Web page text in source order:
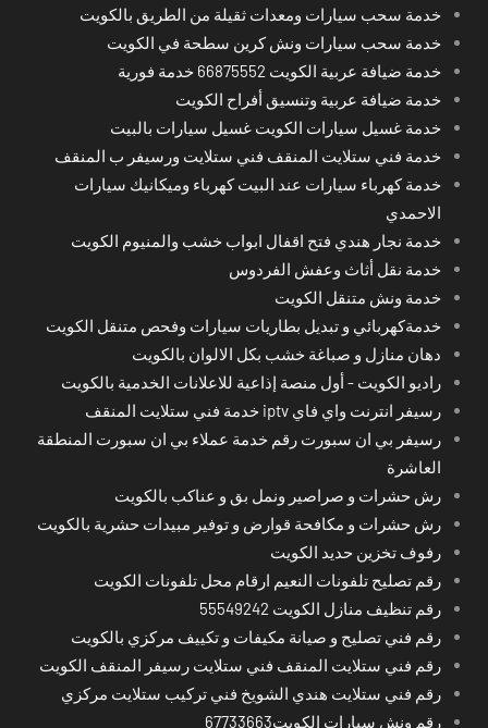
خدمة سحب سيارات ومعدات ثقيلة من الطريق بالكويت
خدمة سحب سيارات ونش كرين سطحة في الكويت
خدمة ضيافة عربية الكويت 66875552 خدمة فورية
خدمة ضيافة عربية وتنسيق أفراح الكويت
خدمة غسيل سيارات الكويت غسيل سيارات بالبيت
خدمة فني ستلايت المنقف فني ستلايت ورسيفر ب المنقف
خدمة كهرباء سيارات عند البيت كهرباء وميكانيك سيارات
الاحمدي
خدمة نجار هندي فتح اقفال ابواب خشب والمنيوم الكويت
خدمة نقل أثاث وعفش الفردوس
خدمة ونش متنقل الكويت
خدمةكهربائي و تبديل بطاريات سيارات وفحص متنقل الكويت
دهان منازل و صباغة خشب بكل الالوان بالكويت
راديو الكويت - أول منصة إذاعية للاعلانات الخدمية بالكويت
رسيفر انترنت واي فاي iptv خدمة فني ستلايت المنقف
رسيفر بي ان سبورت رقم خدمة عملاء بي ان سبورت المنطقة
العاشرة
رش حشرات و صراصير ونمل بق و عناكب بالكويت
رش حشرات و مكافحة قوارض و توفير مبيدات حشرية بالكويت
رفوف تخزين حديد الكويت
رقم تصليح تلفونات النعيم ارقام محل تلفونات الكويت
رقم تنظيف منازل الكويت 55549242
رقم فني تصليح و صيانة مكيفات و تكييف مركزي بالكويت
رقم فني ستلايت المنقف فني ستلايت رسيفر المنقف الكويت
رقم فني ستلايت هندي الشويخ فني تركيب ستلايت مركزي
رقم ونش سيارات الكويت67733663